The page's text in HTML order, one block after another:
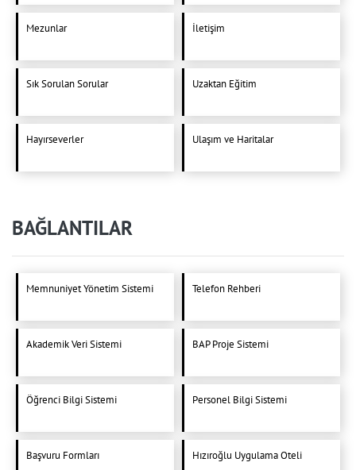
Mezunlar İletişim
Sık Sorulan Sorular Uzaktan Eğitim
Hayırseverler Ulaşım ve Haritalar
BAĞLANTILAR
Memnuniyet Yönetim Sistemi Telefon Rehberi
Akademik Veri Sistemi BAP Proje Sistemi
Öğrenci Bilgi Sistemi Personel Bilgi Sistemi
Başvuru Formları Hızıroğlu Uygulama Oteli